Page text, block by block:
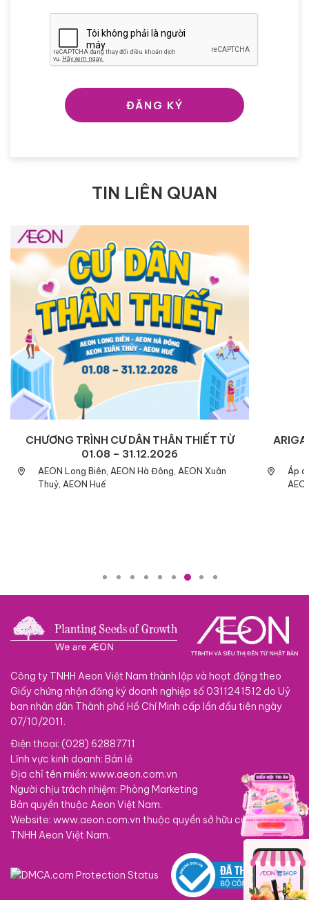
ĐĂNG KÝ
TIN LIÊN QUAN
CHƯƠNG TRÌNH CƯ DÂN THÂN THIẾT TỪ
01.08 – 31.12.2026
AEON Long Biên, AEON Hà Đông, AEON Xuân
Thuỷ, AEON Huế
Áp
Công ty TNHH Aeon Việt Nam thành lập và hoạt động theo
Giấy chứng nhận đăng ký doanh nghiệp số 0311241512 do Uỷ
ban nhân dân Thành phố Hồ Chí Minh cấp lần đầu tiên ngày
07/10/2011.
Điện thoại: (028) 62887711
Lĩnh vực kinh doanh: Bán lẻ
Địa chỉ tên miền: www.aeon.com.vn
Người chịu trách nhiệm: Phòng Marketing
Bản quyền thuộc Aeon Việt Nam.
Website: www.aeon.com.vn thuộc quyền sở hữu của Công ty
TNHH Aeon Việt Nam.